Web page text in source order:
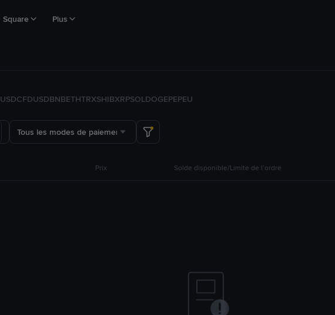
Square Plus
USDCFDUSDBNBETHTRXSHIBXRPSOLDOGEPEPEU
Tous les modes de paiement
Prix Solde disponible/Limite de l’ordre